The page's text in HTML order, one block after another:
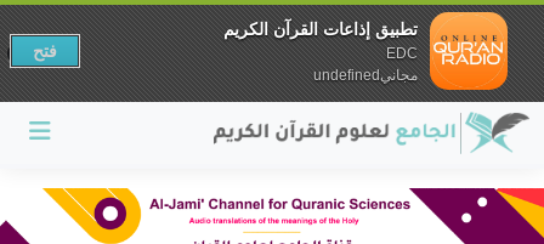
تطبيق إذاعات القرآن الكريم
EDC
مجانيundefined
فتح